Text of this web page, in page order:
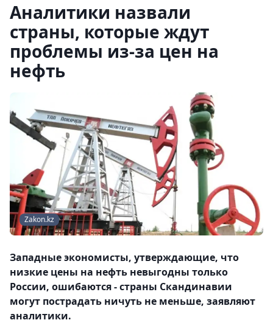
Аналитики назвали
страны, которые ждут
проблемы из-за цен на
нефть
Zakon.kz
Западные экономисты, утверждающие, что
низкие цены на нефть невыгодны только
России, ошибаются - страны Скандинавии
могут пострадать ничуть не меньше, заявляют
аналитики.